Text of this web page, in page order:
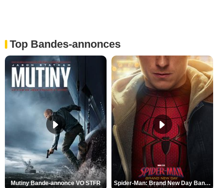
Top Bandes-annonces
Mutiny Bande-annonce VO STFR Spider-Man: Brand New Day Bande-annonce VO STFR